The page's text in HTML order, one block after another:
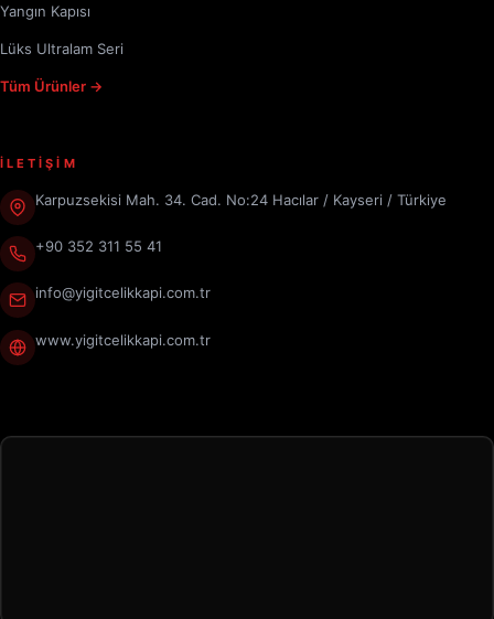
Yangın Kapısı
Lüks Ultralam Seri
Tüm Ürünler →
İLETİŞİM
Karpuzsekisi Mah. 34. Cad. No:24 Hacılar / Kayseri / Türkiye
+90 352 311 55 41
info@yigitcelikkapi.com.tr
www.yigitcelikkapi.com.tr